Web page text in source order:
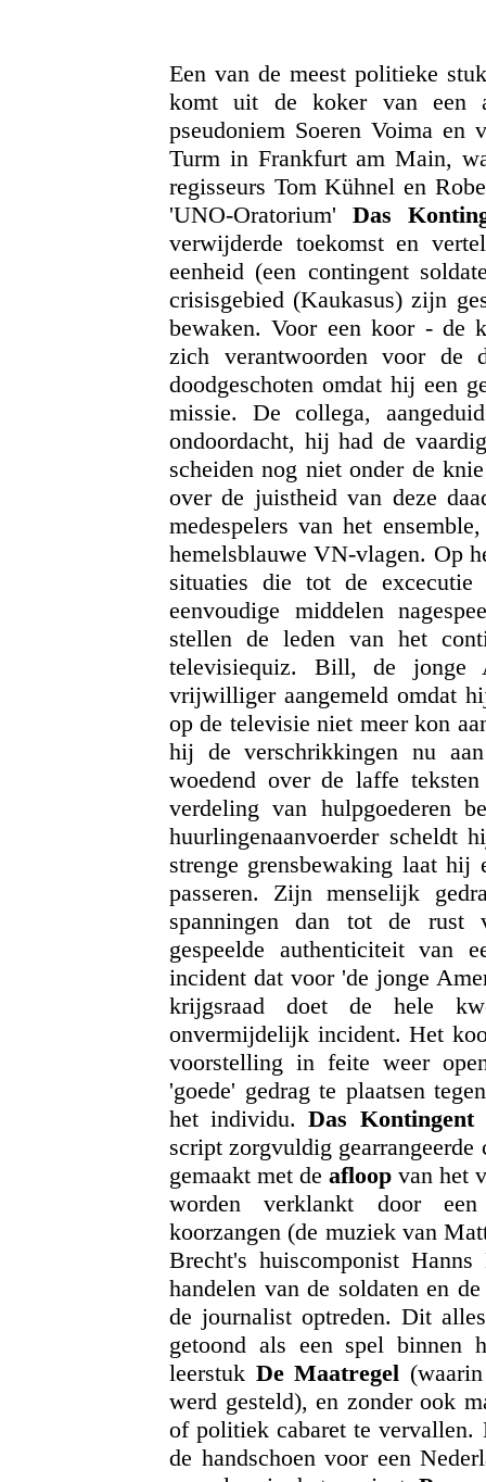
Een van de meest politieke
komt uit de koker van een
pseudoniem Soeren Voima
Turm in Frankfurt am Main,
regisseurs Tom Kühnel en
'UNO-Oratorium'Das
verwijderde toekomst en
eenheid (een contingent
crisisgebied (Kaukasus) zijn
bewaken. Voor een koor - de
zich verantwoorden voor de
doodgeschoten omdat hij een
missie. De collega,
ondoordacht, hij had de
scheiden nog niet onder de
over de juistheid van deze
medespelers van het
hemelsblauwe VN-vlagen. Op
situaties die tot de
eenvoudige middelen
stellen de leden van het
televisiequiz. Bill, de
vrijwilliger aangemeld omdat
op de televisie niet meer kon
hij de verschrikkingen nu
woedend over de laffe
verdeling van hulpgoederen
huurlingenaanvoerder scheldt
strenge grensbewaking laat
passeren. Zijn menselijk
spanningen dan tot de rust
gespeelde authenticiteit van
incident dat voor 'de jonge
krijgsraad doet de hele
onvermijdelijk incident. Het
voorstelling in feite weer
'goede' gedrag te plaatsen
het individu.Das Kontingent
script zorgvuldig
gemaakt met de afloop van het
worden verklankt door
koorzangen (de muziek van
Brecht's huiscomponist
handelen van de soldaten en
de journalist optreden. Dit
getoond als een spel binnen
leerstuk De Maatregel
werd gesteld), en zonder ook
of politiek cabaret te
de handschoen voor een